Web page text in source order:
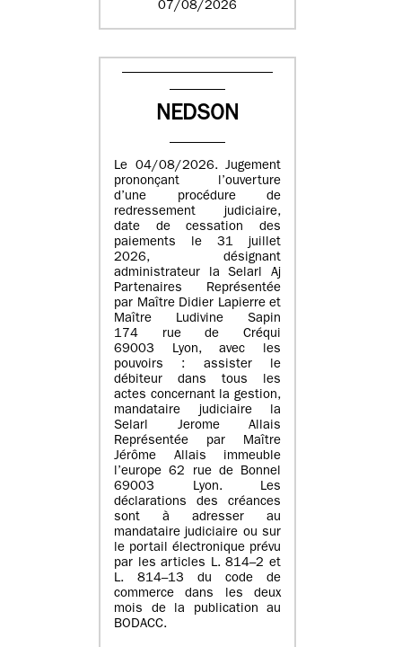
07/08/2026
NEDSON
Le 04/08/2026. Jugement
prononçant l’ouverture
d’une procédure de
redressement judiciaire,
date de cessation des
paiements le 31 juillet
2026, désignant
administrateur la Selarl Aj
Partenaires Représentée
par Maître Didier Lapierre et
Maître Ludivine Sapin
174 rue de Créqui
69003 Lyon, avec les
pouvoirs : assister le
débiteur dans tous les
actes concernant la gestion,
mandataire judiciaire la
Selarl Jerome Allais
Représentée par Maître
Jérôme Allais immeuble
l’europe 62 rue de Bonnel
69003 Lyon. Les
déclarations des créances
sont à adresser au
mandataire judiciaire ou sur
le portail électronique prévu
par les articles L. 814–2 et
L. 814–13 du code de
commerce dans les deux
mois de la publication au
BODACC.